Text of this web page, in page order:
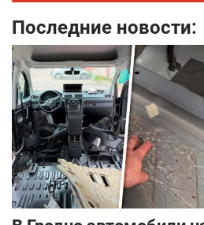
Последние новости: